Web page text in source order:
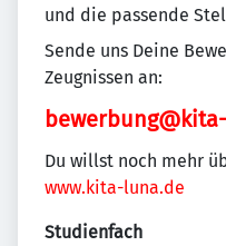
und die passende
Sende uns Deine
Zeugnissen an:
Du willst noch mehr
www.kita-luna.de
Studienfach